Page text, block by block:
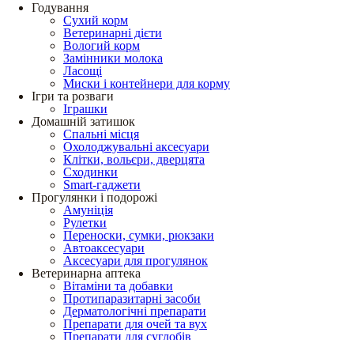
Годування
Сухий корм
Ветеринарні дієти
Вологий корм
Замінники молока
Ласощі
Миски і контейнери для корму
Ігри та розваги
Іграшки
Домашній затишок
Спальні місця
Охолоджувальні аксесуари
Клітки, вольєри, дверцята
Сходинки
Smart-гаджети
Прогулянки і подорожі
Амуніція
Рулетки
Переноски, сумки, рюкзаки
Автоаксесуари
Аксесуари для прогулянок
Ветеринарна аптека
Вітаміни та добавки
Протипаразитарні засоби
Дерматологічні препарати
Препарати для очей та вух
Препарати для суглобів